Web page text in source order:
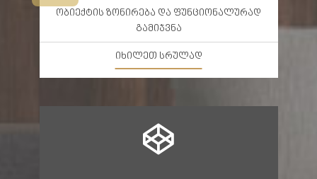
ობიექტის ზონირება და ფუნციონალურად
გამიჯვნა
იხილეთ სრულად